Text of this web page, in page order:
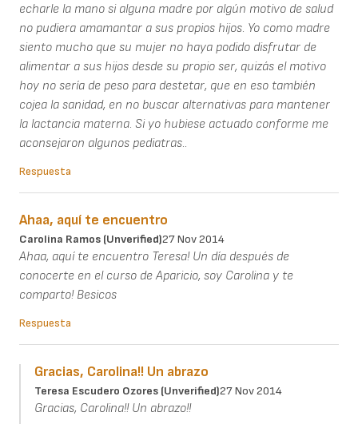
echarle la mano si alguna madre por algún motivo de salud
no pudiera amamantar a sus propios hijos. Yo como madre
siento mucho que su mujer no haya podido disfrutar de
alimentar a sus hijos desde su propio ser, quizás el motivo
hoy no sería de peso para destetar, que en eso también
cojea la sanidad, en no buscar alternativas para mantener
la lactancia materna. Si yo hubiese actuado conforme me
aconsejaron algunos pediatras..
Respuesta
Ahaa, aquí te encuentro
Carolina Ramos (unverified)27 Nov 2014
Ahaa, aquí te encuentro Teresa! Un día después de
conocerte en el curso de Aparicio, soy Carolina y te
comparto! Besicos
Respuesta
Gracias, Carolina!! Un abrazo
Teresa Escudero Ozores (unverified)27 Nov 2014
Gracias, Carolina!! Un abrazo!!